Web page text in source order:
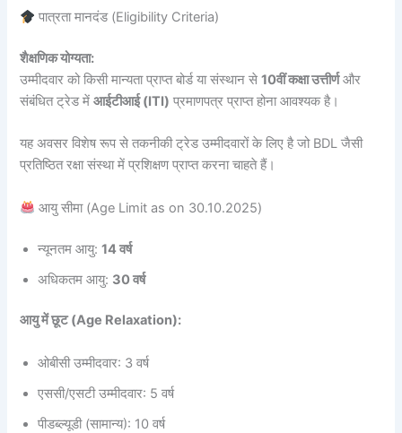
पात्रता मानदंड (Eligibility Criteria)
शैक्षणिक योग्यता:
उम्मीदवार को किसी मान्यता प्राप्त बोर्ड या संस्थान से10वीं कक्षा उत्तीर्णऔर
संबंधित ट्रेड मेंआईटीआई (ITI) प्रमाणपत्र प्राप्त होना आवश्यक है।
यह अवसर विशेष रूप से तकनीकी ट्रेड उम्मीदवारों के लिए है जो BDL जैसी
प्रतिष्ठित रक्षा संस्था में प्रशिक्षण प्राप्त करना चाहते हैं।
आयु सीमा (Age Limit as on 30.10.2025)
न्यूनतम आयु:14 वर्ष
अधिकतम आयु: 30 वर्ष
आयु में छूट (Age Relaxation):
ओबीसी उम्मीदवार: 3 वर्ष
एससी/एसटी उम्मीदवार: 5 वर्ष
पीडब्ल्यूडी (सामान्य): 10 वर्ष